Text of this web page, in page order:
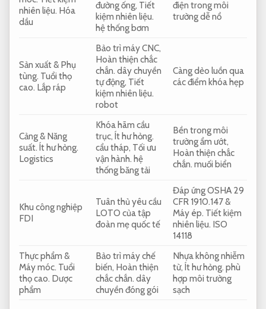
nhiên liệu. Hóa
dầu
đường ống, Tiết
kiệm nhiên liệu.
hệ thống bơm
điện trong môi
trường dễ nổ
Sản xuất & Phụ
tùng. Tuổi thọ
cao. Lắp ráp
Bảo trì máy CNC,
Hoàn thiện chắc
chắn. dây chuyền
tự động, Tiết
kiệm nhiên liệu.
robot
Càng dẻo luồn qua
các điểm khóa hẹp
Cảng & Năng
suất. Ít hư hỏng.
Logistics
Khóa hãm cầu
trục, Ít hư hỏng.
cẩu tháp, Tối ưu
vận hành. hệ
thống băng tải
Bền trong môi
trường ẩm ướt,
Hoàn thiện chắc
chắn. muối biển
Khu công nghiệp
FDI
Tuân thủ yêu cầu
LOTO của tập
đoàn mẹ quốc tế
Đáp ứng OSHA 29
CFR 1910.147 &
Máy ép. Tiết kiệm
nhiên liệu. ISO
14118
Thực phẩm &
Máy móc. Tuổi
thọ cao. Dược
phẩm
Bảo trì máy chế
biến, Hoàn thiện
chắc chắn. dây
chuyền đóng gói
Nhựa không nhiễm
từ, Ít hư hỏng. phù
hợp môi trường
sạch